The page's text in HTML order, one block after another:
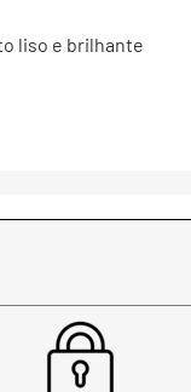
liso e brilhante